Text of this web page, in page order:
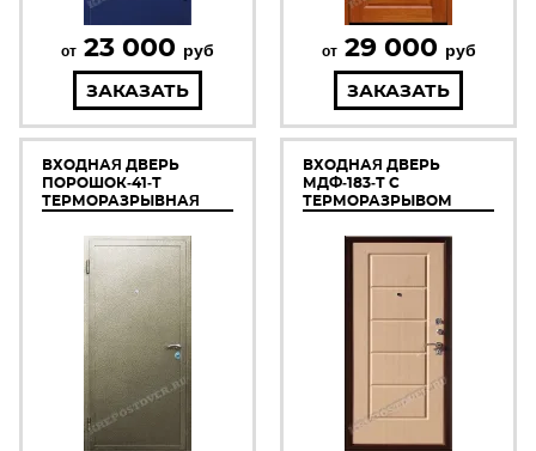
от 23 000 руб
ЗАКАЗАТЬ
от 29 000 руб
ЗАКАЗАТЬ
ВХОДНАЯ ДВЕРЬ
ПОРОШОК-41-Т
ТЕРМОРАЗРЫВНАЯ
ВХОДНАЯ ДВЕРЬ
МДФ-183-Т С
ТЕРМОРАЗРЫВОМ